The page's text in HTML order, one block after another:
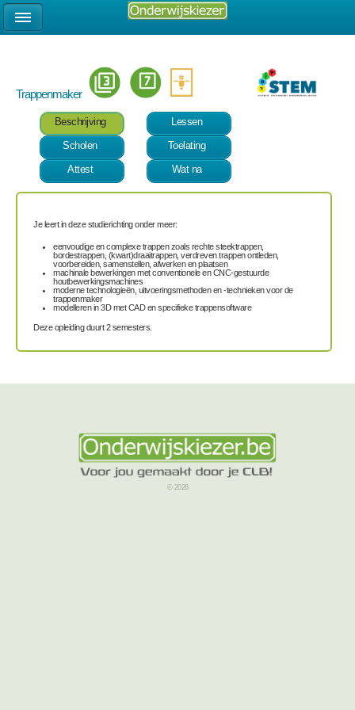
Trappenmaker
Beschrijving
Lessen
Scholen
Toelating
Attest
Wat na
Je leert in deze studierichting onder meer:
eenvoudige en complexe trappen zoals rechte steektrappen,
bordestrappen, (kwart)draaitrappen, verdreven trappen ontleden,
voorbereiden, samenstellen, afwerken en plaatsen
machinale bewerkingen met conventionele en CNC-gestuurde
houtbewerkingsmachines
moderne technologieën, uitvoeringsmethoden en -technieken voor de
trappenmaker
modelleren in 3D met CAD en specifieke trappensoftware
Deze opleiding duurt 2 semesters.
© 2026